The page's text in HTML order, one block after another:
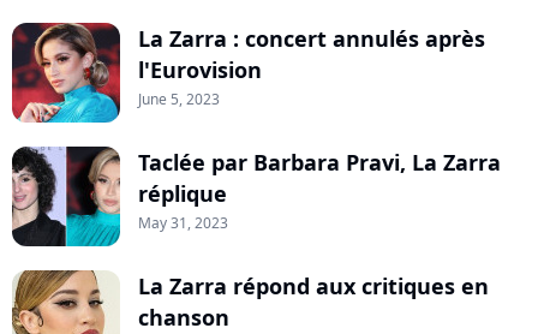
La Zarra : concert annulés après
l'Eurovision
June 5, 2023
Taclée par Barbara Pravi, La Zarra
réplique
May 31, 2023
La Zarra répond aux critiques en
chanson